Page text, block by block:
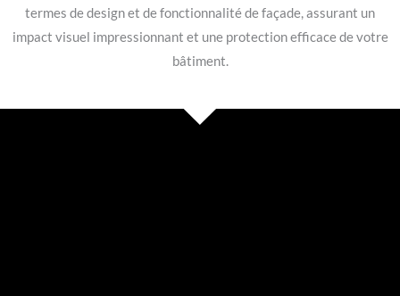
termes de design et de fonctionnalité de façade, assurant un
impact visuel impressionnant et une protection efficace de votre
bâtiment.